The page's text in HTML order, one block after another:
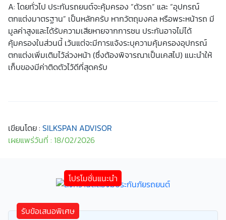
A: โดยทั่วไป ประกันรถยนต์จะคุ้มครอง “ตัวรถ” และ “อุปกรณ์
ตกแต่งมาตรฐาน” เป็นหลักครับ หากวัตถุมงคล หรือพระหน้ารถ มี
มูลค่าสูงและได้รับความเสียหายจากการชน ประกันอาจไม่ได้
คุ้มครองในส่วนนี้ เว้นแต่จะมีการแจ้งระบุความคุ้มครองอุปกรณ์
ตกแต่งเพิ่มเติมไว้ล่วงหน้า (ซึ่งต้องพิจารณาเป็นเคสไป) แนะนำให้
เก็บของมีค่าติดตัวไว้ดีที่สุดครับ
เขียนโดย : SILKSPAN ADVISOR
เผยแพร่วันที่ : 18/02/2026
รับข้อเสนอพิเศษ